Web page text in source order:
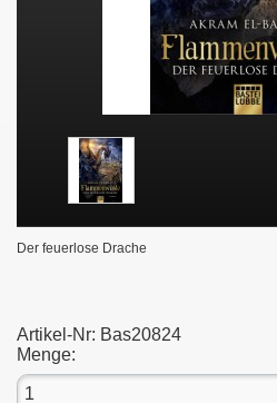
Der feuerlose Drache
Artikel-Nr: Bas20824
Menge: